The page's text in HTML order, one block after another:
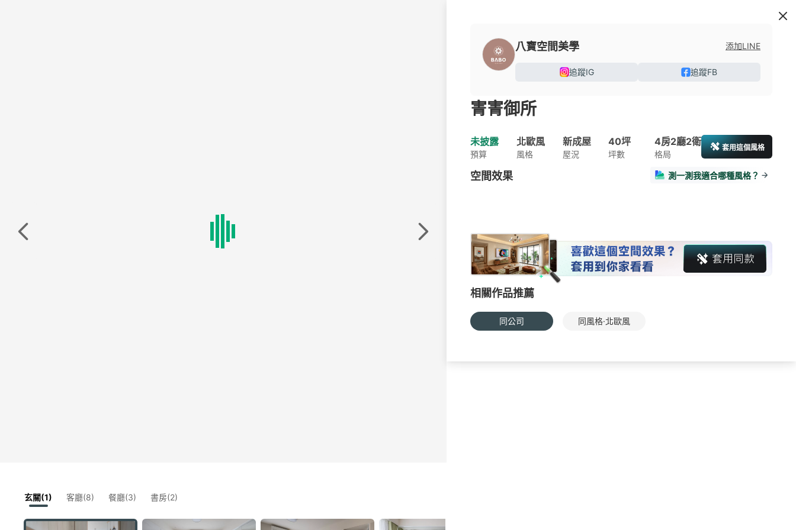
玄關(1) 客廳(8) 餐廳(3) 書房(2)
八寶空間美學 添加LINE
追蹤IG 追蹤FB
寈寈御所
未披露
預算
北歐風
風格
新成屋
屋況
40坪
坪數
4房2廳2衛
格局
套用這個風格
空間效果 測一測我適合哪種風格？
相關作品推薦
同公司 同風格·北歐風